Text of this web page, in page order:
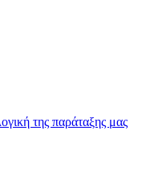
της παράταξης μας